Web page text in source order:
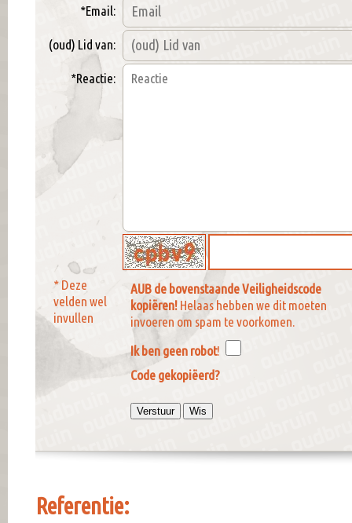
*Email:
(oud) Lid van:
*Reactie:
* Deze
velden wel
invullen
AUB de bovenstaande Veiligheidscode
kopiëren! Helaas hebben we dit moeten
invoeren om spam te voorkomen.
Ik ben geen robot!
Code gekopiëerd?
Referentie: